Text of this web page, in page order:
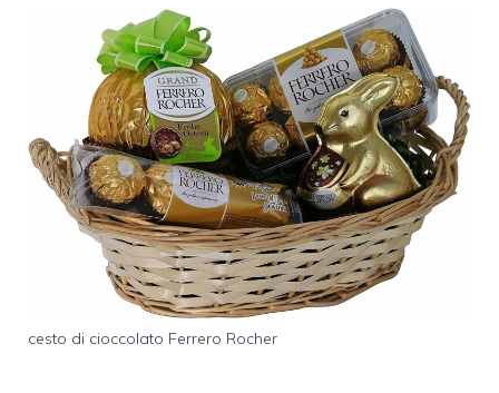
cesto di cioccolato Ferrero Rocher